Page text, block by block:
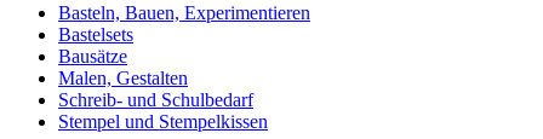
Basteln, Bauen, Experimentieren
Bastelsets
Bausätze
Malen, Gestalten
Schreib- und Schulbedarf
Stempel und Stempelkissen